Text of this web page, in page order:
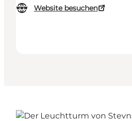
Website besuchen